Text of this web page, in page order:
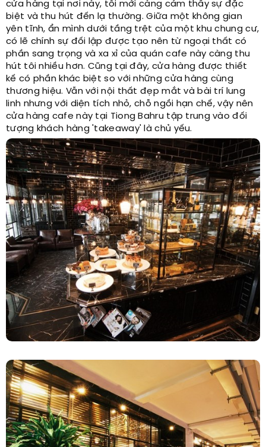
cửa hàng tại nơi này, tôi mới càng cảm thấy sự đặc
biệt và thu hút đến lạ thường. Giữa một không gian
yên tĩnh, ẩn mình dưới tầng trệt của một khu chung cư,
có lẽ chính sự đối lập được tạo nên từ ngoại thất có
phần sang trọng và xa xỉ của quán cafe này càng thu
hút tôi nhiều hơn. Cũng tại đây, cửa hàng được thiết
kế có phần khác biệt so với những cửa hàng cùng
thương hiệu. Vẫn với nội thất đẹp mắt và bài trí lung
linh nhưng với diện tích nhỏ, chỗ ngồi hạn chế, vậy nên
cửa hàng cafe này tại Tiong Bahru tập trung vào đối
tượng khách hàng 'takeaway' là chủ yếu.